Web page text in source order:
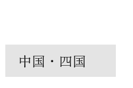
中国・四国